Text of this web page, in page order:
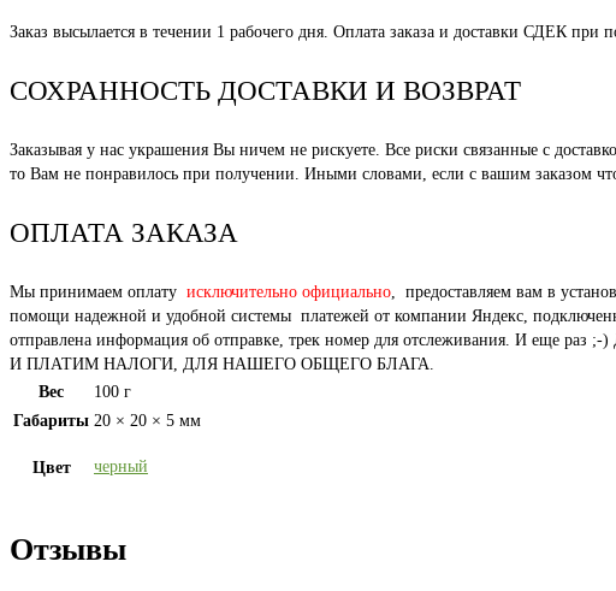
Заказ высылается в течении 1 рабочего дня. Оплата заказа и доставки СДЕК при
СОХРАННОСТЬ ДОСТАВКИ И ВОЗВРАТ
Заказывая у нас украшения Вы ничем не рискуете. Все риски связанные с
то Вам не понравилось при получении. Иными словами, если с вашим заказом
ОПЛАТА ЗАКАЗА
Мы принимаем оплату исключительно официально, предоставляем вам в
помощи надежной и удобной системы платежей от компании Яндекс,
отправлена информация об отправке, трек номер для
И ПЛАТИМ НАЛОГИ, ДЛЯ НАШЕГО ОБЩЕГО БЛАГА.
Вес
100 г
Габариты 20 × 20 × 5 мм
Цвет черный
Отзывы